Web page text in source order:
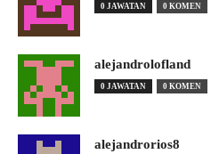
0 JAWATAN 0 KOMEN
alejandrolofland
0 JAWATAN 0 KOMEN
alejandrorios8